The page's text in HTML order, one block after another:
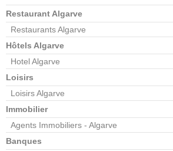
Restaurant Algarve
Restaurants Algarve
Hôtels Algarve
Hotel Algarve
Loisirs
Loisirs Algarve
Immobilier
Agents Immobiliers - Algarve
Banques